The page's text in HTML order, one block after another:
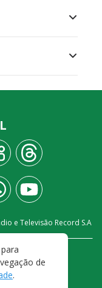
e Televisão Record S.A
de
.